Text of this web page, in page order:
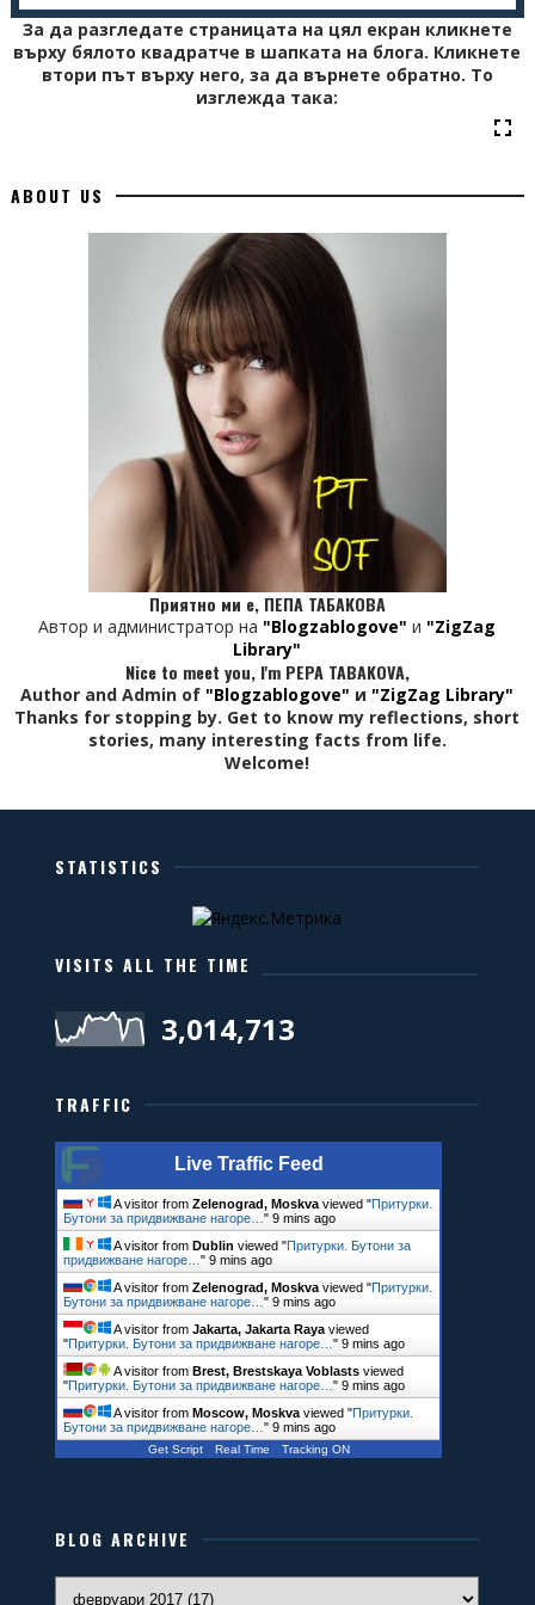
</div>
</div>
За да разгледате страницата на цял екран кликнете
върху бялото квадратче в шапката на блога. Кликнете
втори път върху него, за да върнете обратно. То
изглежда така:
ABOUT US
Приятно ми е, ПЕПА ТАБАКОВА
Автор и администратор на "Blogzablogove" и "ZigZag
Library"
Nice to meet you, I'm PEPA TABAKOVA,
Author and Admin of "Blogzablogove" и "ZigZag Library"
Thanks for stopping by. Get to know my reflections, short
stories, many interesting facts from life.
Welcome!
STATISTICS
VISITS ALL THE TIME
3,014,713
TRAFFIC
Live Traffic Feed
A visitor fromZelenograd, Moskva viewed "Притурки.
Бутони за придвижване нагоре…"9 mins ago
A visitor fromDublin viewed "Притурки. Бутони за
придвижване нагоре…"9 mins ago
A visitor fromZelenograd, Moskva viewed "Притурки.
Бутони за придвижване нагоре…"9 mins ago
A visitor fromJakarta, Jakarta Raya viewed
"Притурки. Бутони за придвижване нагоре…"9 mins ago
A visitor fromBrest, Brestskaya Voblasts viewed
"Притурки. Бутони за придвижване нагоре…"9 mins ago
A visitor fromMoscow, Moskva viewed "Притурки.
Бутони за придвижване нагоре…"10 mins ago
Get Script Real Time Tracking ON
BLOG ARCHIVE